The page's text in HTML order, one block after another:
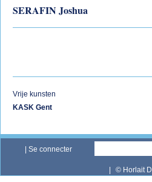
SERAFIN Joshua
Vrije kunsten
KASK Gent
Se connecter
© Horlait